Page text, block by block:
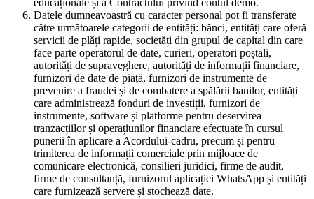
educaționale și a Contractului privind contul demo.
Datele dumneavoastră cu caracter personal pot fi transferate
către următoarele categorii de entități: bănci, entități care oferă
servicii de plăți rapide, societăți din grupul de capital din care
face parte operatorul de date, curieri, operatori poștali,
autorități de supraveghere, autorități de informații financiare,
furnizori de date de piață, furnizori de instrumente de
prevenire a fraudei și de combatere a spălării banilor, entități
care administrează fonduri de investiții, furnizori de
instrumente, software și platforme pentru deservirea
tranzacțiilor și operațiunilor financiare efectuate în cursul
punerii în aplicare a Acordului-cadru, precum și pentru
trimiterea de informații comerciale prin mijloace de
comunicare electronică, consilieri juridici, firme de audit,
firme de consultanță, furnizorul aplicației WhatsApp și entități
care furnizează servere și stochează date.